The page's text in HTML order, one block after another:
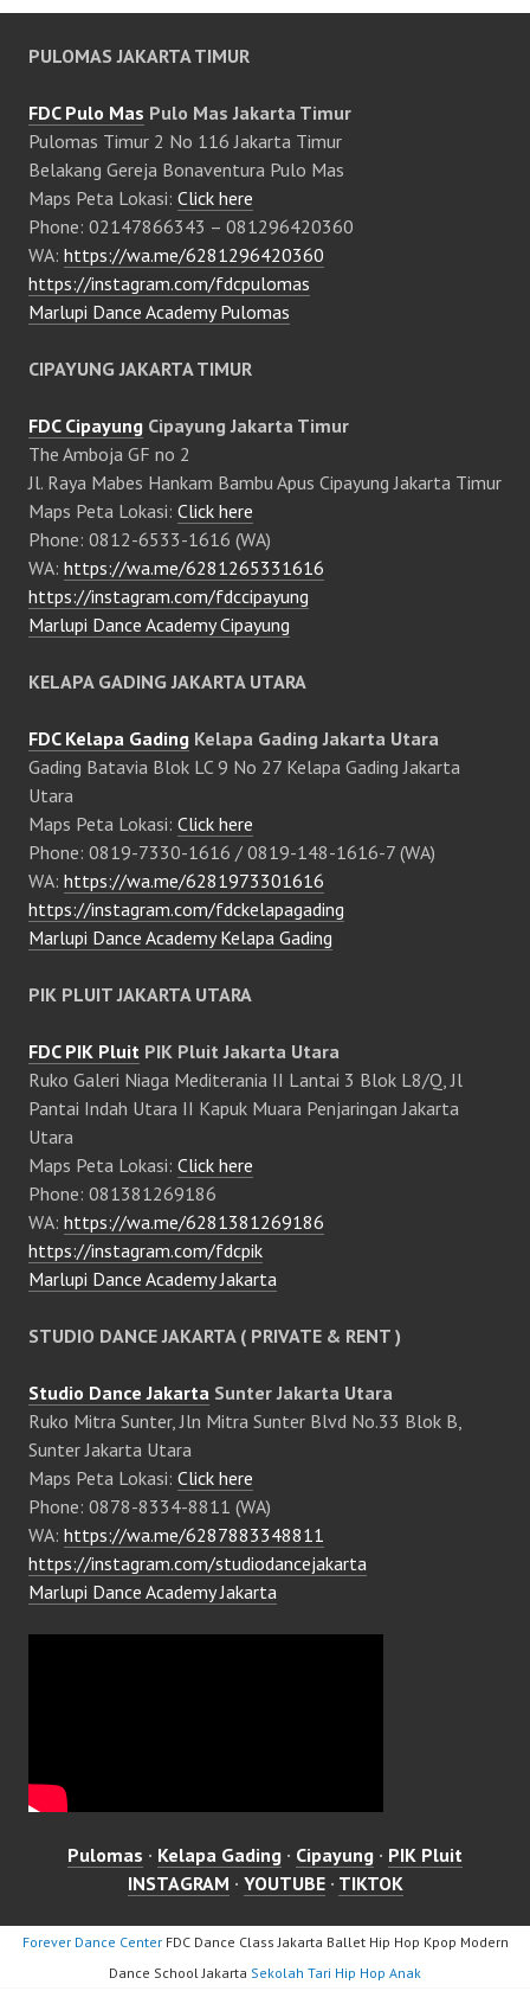
PULOMAS JAKARTA TIMUR
FDC Pulo Mas Pulo Mas Jakarta Timur
Pulomas Timur 2 No 116 Jakarta Timur
Belakang Gereja Bonaventura Pulo Mas
Maps Peta Lokasi: Click here
Phone: 02147866343 – 081296420360
WA: https://wa.me/6281296420360
https://instagram.com/fdcpulomas
Marlupi Dance Academy Pulomas
CIPAYUNG JAKARTA TIMUR
FDC Cipayung Cipayung Jakarta Timur
The Amboja GF no 2
Jl. Raya Mabes Hankam Bambu Apus Cipayung Jakarta Timur
Maps Peta Lokasi: Click here
Phone: 0812-6533-1616 (WA)
WA: https://wa.me/6281265331616
https://instagram.com/fdccipayung
Marlupi Dance Academy Cipayung
KELAPA GADING JAKARTA UTARA
FDC Kelapa Gading Kelapa Gading Jakarta Utara
Gading Batavia Blok LC 9 No 27 Kelapa Gading Jakarta
Utara
Maps Peta Lokasi: Click here
Phone: 0819-7330-1616 / 0819-148-1616-7 (WA)
WA: https://wa.me/6281973301616
https://instagram.com/fdckelapagading
Marlupi Dance Academy Kelapa Gading
PIK PLUIT JAKARTA UTARA
FDC PIK Pluit PIK Pluit Jakarta Utara
Ruko Galeri Niaga Mediterania II Lantai 3 Blok L8/Q, Jl
Pantai Indah Utara II Kapuk Muara Penjaringan Jakarta
Utara
Maps Peta Lokasi: Click here
Phone: 081381269186
WA: https://wa.me/6281381269186
https://instagram.com/fdcpik
Marlupi Dance Academy Jakarta
STUDIO DANCE JAKARTA ( PRIVATE & RENT )
Studio Dance Jakarta Sunter Jakarta Utara
Ruko Mitra Sunter, Jln Mitra Sunter Blvd No.33 Blok B,
Sunter Jakarta Utara
Maps Peta Lokasi: Click here
Phone: 0878-8334-8811 (WA)
WA: https://wa.me/6287883348811
https://instagram.com/studiodancejakarta
Marlupi Dance Academy Jakarta
Pulomas · Kelapa Gading · Cipayung · PIK Pluit
INSTAGRAM · YOUTUBE· TIKTOK
Forever Dance CenterFDC Dance Class Jakarta Ballet Hip Hop Kpop Modern
Dance School Jakarta Sekolah Tari Hip Hop Anak